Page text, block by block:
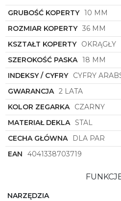
GRUBOŚĆ KOPERTY 10 MM
ROZMIAR KOPERTY 36 MM
KSZTAŁT KOPERTY OKRĄGŁY
SZEROKOŚĆ PASKA 18 MM
INDEKSY / CYFRY CYFRY
GWARANCJA 2 LATA
KOLOR ZEGARKA CZARNY
MATERIAŁ DEKLA STAL
CECHA GŁÓWNA
DLA PAR
EAN
4041338703719
NARZĘDZIA